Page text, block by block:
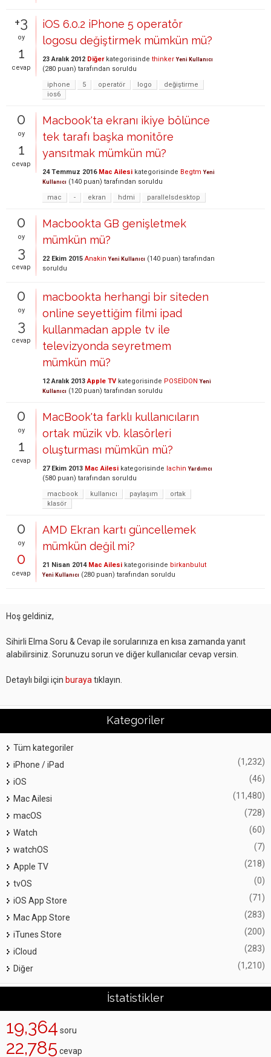
+3
oy
1
cevap
iOS 6.0.2 iPhone 5 operatör
logosu değiştirmek mümkün mü?
23 Aralık 2012 Diğerkategorisinde thinker Yeni Kullanıcı
(280 puan) tarafından soruldu
iphone
5 operatör logo
değiştirme
ios6
0
oy
1
cevap
Macbook'ta ekranı ikiye bölünce
tek tarafı başka monitöre
yansıtmak mümkün mü?
24 Temmuz 2016 Mac Ailesi kategorisinde Begtm Yeni
Kullanıcı (140 puan) tarafından soruldu
mac
- ekran hdmi parallelsdesktop
0
oy
3
cevap
Macbookta GB genişletmek
mümkün mü?
22 Ekim 2015 Anakin Yeni Kullanıcı (140 puan) tarafından
soruldu
0
oy
3
cevap
macbookta herhangi bir siteden
online seyettiğim filmi ipad
kullanmadan apple tv ile
televizyonda seyretmem
mümkün mü?
12 Aralık 2013 Apple TV kategorisinde POSEİDON Yeni
Kullanıcı (120 puan) tarafından soruldu
0
oy
1
cevap
MacBook'ta farklı kullanıcıların
ortak müzik vb. klasörleri
oluşturması mümkün mü?
27 Ekim 2013 Mac Ailesi kategorisinde lachin Yardımcı
(580 puan) tarafından soruldu
macbook
kullanıcı paylaşım
ortak
klasör
0
oy
0
cevap
AMD Ekran kartı güncellemek
mümkün değil mi?
21 Nisan 2014 Mac Ailesi kategorisinde birkanbulut
Yeni Kullanıcı (280 puan) tarafından soruldu
Hoş geldiniz,
Sihirli Elma Soru & Cevap ile sorularınıza en kısa zamanda yanıt
alabilirsiniz. Sorunuzu sorun ve diğer kullanıcılar cevap versin.
Detaylı bilgi için buraya tıklayın.
Kategoriler
Tüm kategoriler
iPhone / iPad
(1,232)
iOS (46)
Mac Ailesi (11,480)
macOS (728)
Watch (60)
watchOS (7)
Apple TV (218)
tvOS (0)
iOS App Store (71)
Mac App Store (283)
iTunes Store (200)
iCloud (283)
Diğer (1,210)
İstatistikler
19,364 soru
22,785 cevap